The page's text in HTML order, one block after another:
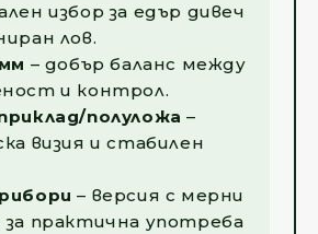
избор за едър дивеч
лов.
– добър баланс между
и контрол.
полуложа –
визия и стабилен
– версия с мерни
за практична употреба